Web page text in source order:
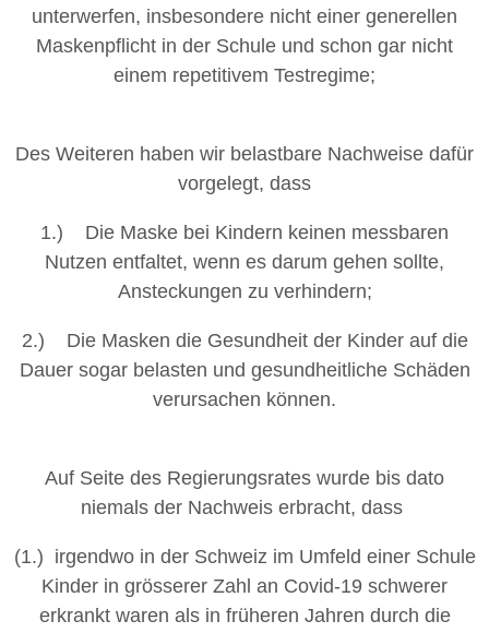
unterwerfen, insbesondere nicht einer generellen
Maskenpflicht in der Schule und schon gar nicht
einem repetitivem Testregime;
Des Weiteren haben wir belastbare Nachweise dafür
vorgelegt, dass
1.) Die Maske bei Kindern keinen messbaren
Nutzen entfaltet, wenn es darum gehen sollte,
Ansteckungen zu verhindern;
2.) Die Masken die Gesundheit der Kinder auf die
Dauer sogar belasten und gesundheitliche Schäden
verursachen können.
Auf Seite des Regierungsrates wurde bis dato
niemals der Nachweis erbracht, dass
(1.) irgendwo in der Schweiz im Umfeld einer Schule
Kinder in grösserer Zahl an Covid-19 schwerer
erkrankt waren als in früheren Jahren durch die